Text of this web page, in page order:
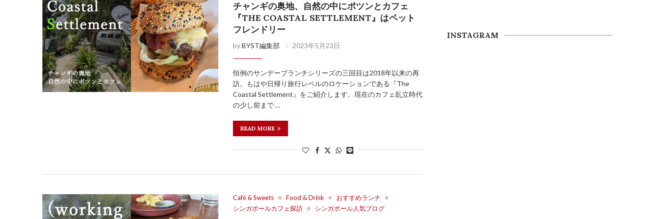
チャンギの奥地、自然の中にポツンとカフェ
『THE COASTAL SETTLEMENT』はペット
フレンドリー
byBYST編集部 2023年5月23日
恒例のサンデーブランチシリーズの三回目は2018年以来の再
訪。もはや日帰り旅行レベルのロケーションである『The
Coastal Settlement』をご紹介します。現在のカフェ乱立時代
の少し前まで …
READ MORE
Café & Sweets Food & Drink
おすすめランチ
シンガポールカフェ探訪
シンガポール人気ブログ
INSTAGRAM